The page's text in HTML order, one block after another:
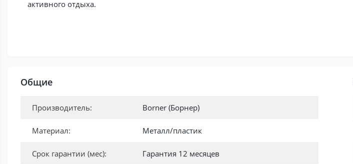
активного отдыха.
Общие
Производитель: Borner (Борнер)
Материал: Металл/пластик
Срок гарантии (мес): Гарантия 12 месяцев